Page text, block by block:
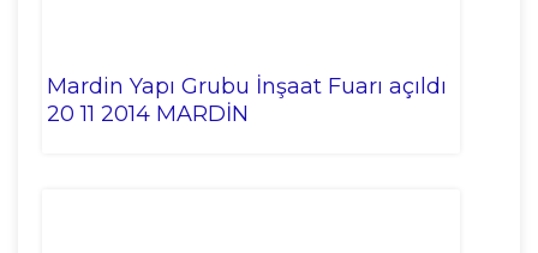
Mardin Yapı Grubu İnşaat Fuarı açıldı
20 11 2014 MARDİN